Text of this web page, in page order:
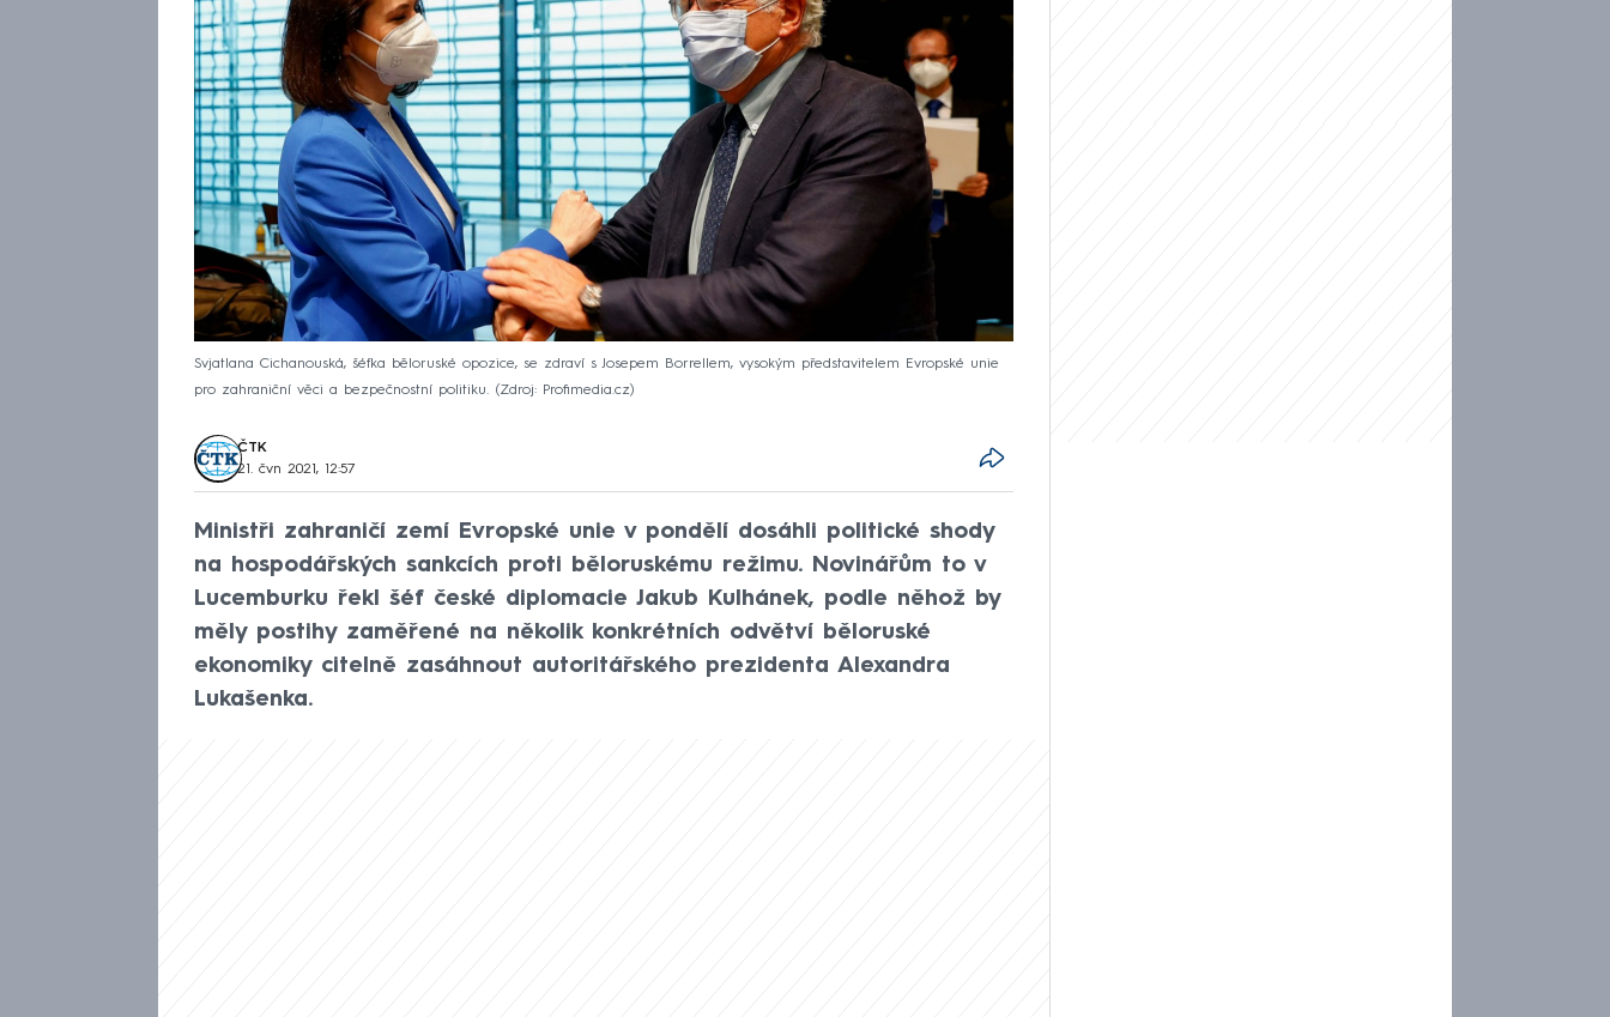
Svjatlana Cichanouská, šéfka běloruské opozice, se zdraví s Josepem Borrellem, vysokým představitelem Evropské unie
pro zahraniční věci a bezpečnostní politiku.
Zdroj: Profimedia.cz
ČTK
21. čvn 2021, 12:57
Ministři zahraničí zemí Evropské unie v pondělí dosáhli politické shody
na hospodářských sankcích proti běloruskému režimu. Novinářům to v
Lucemburku řekl šéf české diplomacie Jakub Kulhánek, podle něhož by
měly postihy zaměřené na několik konkrétních odvětví běloruské
ekonomiky citelně zasáhnout autoritářského prezidenta Alexandra
Lukašenka.